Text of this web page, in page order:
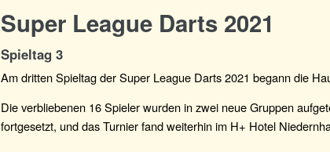
Super League Darts 2021
Spieltag 3
Am dritten Spieltag der Super League Darts 2021 begann die
Die verbliebenen 16 Spieler wurden in zwei neue Gruppen
fortgesetzt, und das Turnier fand weiterhin im H+ Hotel